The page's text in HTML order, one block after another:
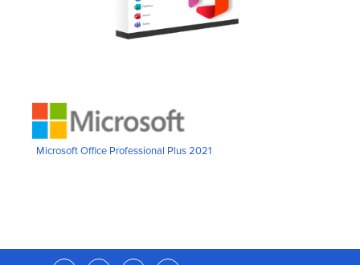
Microsoft Office Professional Plus 2021